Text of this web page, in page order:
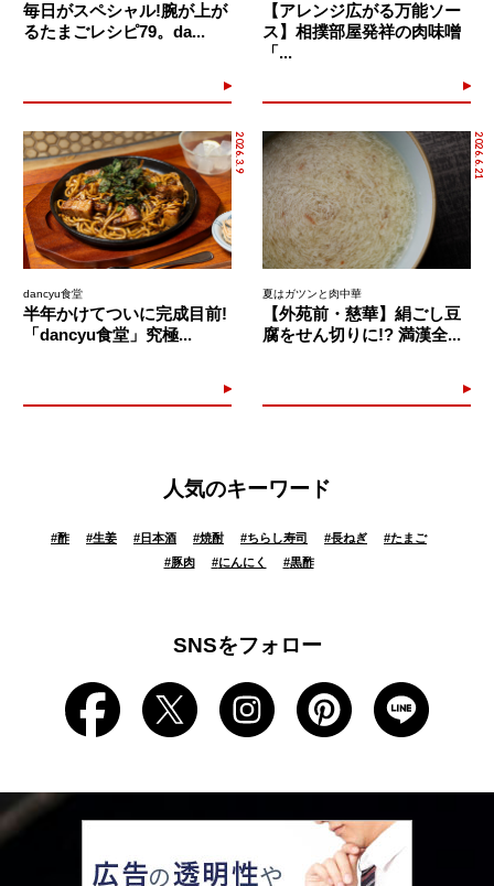
毎日がスペシャル!腕が上が
るたまごレシピ79。da...
【アレンジ広がる万能ソー
ス】相撲部屋発祥の肉味噌
「...
2026.3.9
dancyu食堂
半年かけてついに完成目前!
「dancyu食堂」究極...
2026.6.21
夏はガツンと肉中華
【外苑前・慈華】絹ごし豆
腐をせん切りに!? 満漢全...
人気のキーワード
#酢 #生姜 #日本酒 #焼酎 #ちらし寿司 #長ねぎ #たまご
#豚肉 #にんにく #黒酢
SNSをフォロー